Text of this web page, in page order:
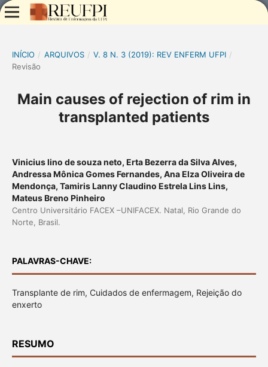
INÍCIO / ARQUIVOS / V. 8 N. 3 (2019): REV ENFERM UFPI /
Revisão
Main causes of rejection of rim in
transplanted patients
Vinicius lino de souza neto, Erta Bezerra da Silva Alves,
Andressa Mônica Gomes Fernandes, Ana Elza Oliveira de
Mendonça, Tamiris Lanny Claudino Estrela Lins Lins,
Mateus Breno Pinheiro
Centro Universitário FACEX –UNIFACEX. Natal, Rio Grande do
Norte, Brasil.
PALAVRAS-CHAVE:
Transplante de rim, Cuidados de enfermagem, Rejeição do
enxerto
RESUMO